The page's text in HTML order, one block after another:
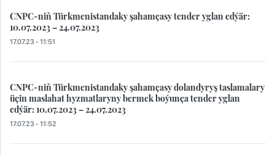
CNPC-niň Türkmenistandaky şahamçasy tender yglan edýär:
10.07.2023 – 24.07.2023
17.07.23 - 11:51
CNPC-niň Türkmenistandaky şahamçasy dolandyryş taslamalary
üçin maslahat hyzmatlaryny bermek boýunça tender yglan
edýär: 10.07.2023 – 24.07.2023
17.07.23 - 11:52